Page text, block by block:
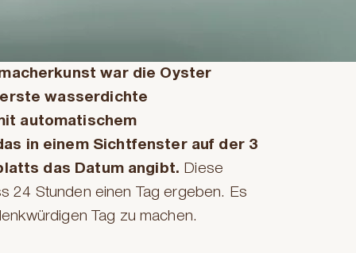
war die Oyster
wasserdichte
automatischem
in einem Sichtfenster auf der 3
das Datum angibt. Diese
24 Stunden einen Tag ergeben. Es
Tag zu machen.